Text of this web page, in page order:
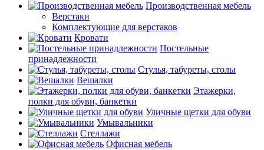
Производственная мебель
Верстаки
Комплектующие для верстаков
Кровати
Постельные
принадлежности
Стулья, табуреты, столы
Вешалки
Этажерки,
полки для обуви, банкетки
Уличные щетки для обуви
Умывальники
Стеллажи
Офисная мебель